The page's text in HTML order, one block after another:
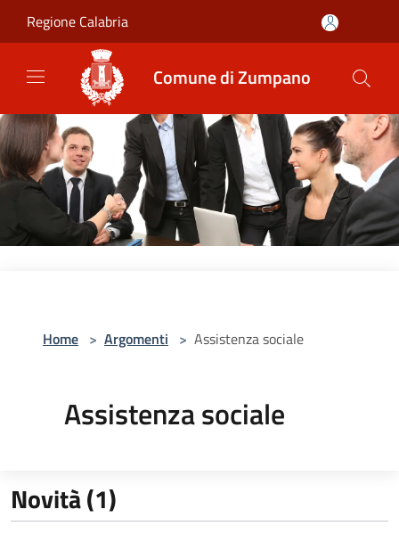
Regione Calabria
Comune di Zumpano
Home > Argomenti > Assistenza sociale
Assistenza sociale
Novità (1)